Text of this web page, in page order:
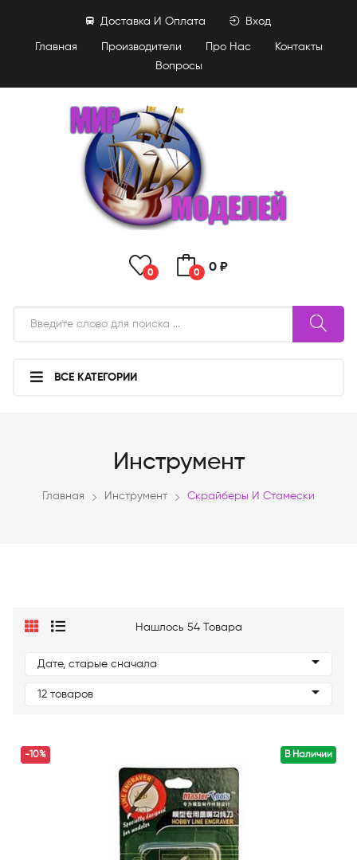
Главная Производители Про Нас
Контакты
Вопросы
Доставка И Оплата Вход
0 0 0 ₽
ВСЕ КАТЕГОРИИ
Инструмент
Главная Инструмент Скрайберы И Стамески
Нашлось 54 Товара
Дате, старые сначала
12 товаров
В Наличии
-10%